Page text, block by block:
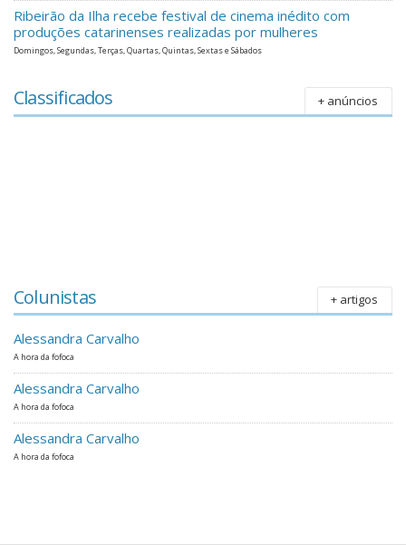
Ribeirão da Ilha recebe festival de cinema inédito com
produções catarinenses realizadas por mulheres
Domingos, Segundas, Terças, Quartas, Quintas, Sextas e Sábados
Classificados + anúncios
Colunistas + artigos
Alessandra Carvalho
A hora da fofoca
Alessandra Carvalho
A hora da fofoca
Alessandra Carvalho
A hora da fofoca